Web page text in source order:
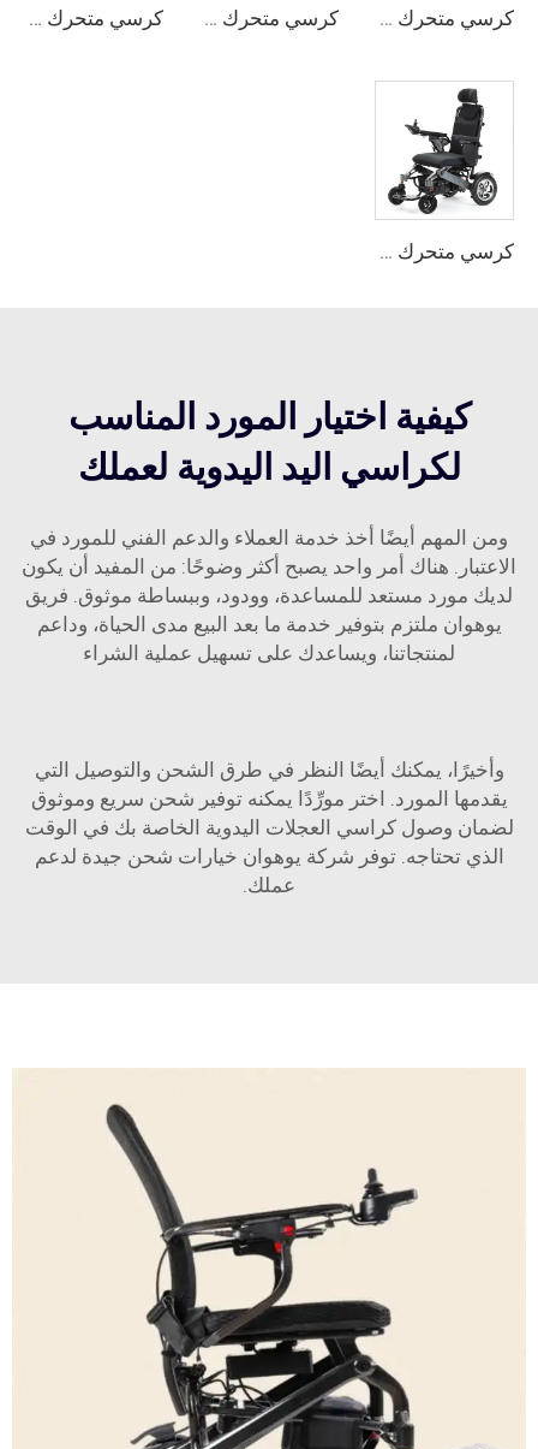
كرسي متحرك كهربائي قابل للطي من ألياف الكربون خفيف الوزن كرسي متحرك كهربائي ذكي قابل للطي بإطار من ألياف الكربون كرسي متحرك كهربائي خفيف الوزن قابل للطي
كرسي متحرك كهربائي قابل للطي من سبائك الألومنيوم خفيف الوزن
كيفية اختيار المورد المناسب
لكراسي اليد اليدوية لعملك
ومن المهم أيضًا أخذ خدمة العملاء والدعم الفني للمورد في
الاعتبار. هناك أمر واحد يصبح أكثر وضوحًا: من المفيد أن يكون
لديك مورد مستعد للمساعدة، وودود، وببساطة موثوق. فريق
يوهوان ملتزم بتوفير خدمة ما بعد البيع مدى الحياة، وداعم
لمنتجاتنا، ويساعدك على تسهيل عملية الشراء
وأخيرًا، يمكنك أيضًا النظر في طرق الشحن والتوصيل التي
يقدمها المورد. اختر مورِّدًا يمكنه توفير شحن سريع وموثوق
لضمان وصول كراسي العجلات اليدوية الخاصة بك في الوقت
الذي تحتاجه. توفر شركة يوهوان خيارات شحن جيدة لدعم
عملك.